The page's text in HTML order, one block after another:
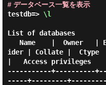
# データベース一覧を表示
testdb=> \l
List of databases
ider | Collate |  Ctype
|   Access privileges
-----------+----------
-----+---------